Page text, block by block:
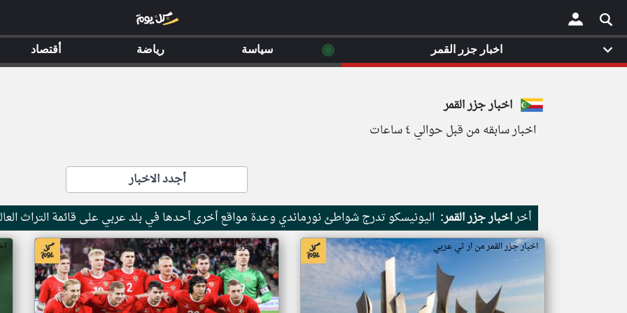
×
اخبار جزر القمر
اخبار سابقه من قبل حوالي ٤ ساعات
أجدد الاخبار
أخراخبار جزر القمر: اليونيسكو تدرج شواطئ نورماندي وعدة مواقع أخرى أحدها في بلد عربي على قائمة التراث
اخبار جزر القمر من ار تي عربي اخبار جزر القمر من ار تي عربي
اخبار جزر القمر ◉ سياسة رياضة أقتصاد